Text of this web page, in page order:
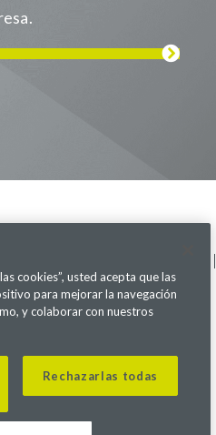
de Esclavitud Moderna
de cookies
cookies”, usted acepta que las
para mejorar la navegación
y colaborar con nuestros
Rechazarlas todas